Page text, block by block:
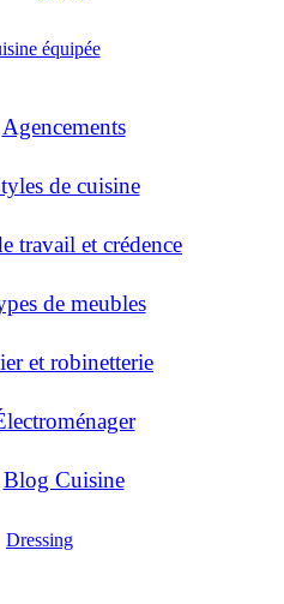
équipée
Agencements
de cuisine
travail et crédence
de meubles
et robinetterie
Blog Cuisine
Dressing